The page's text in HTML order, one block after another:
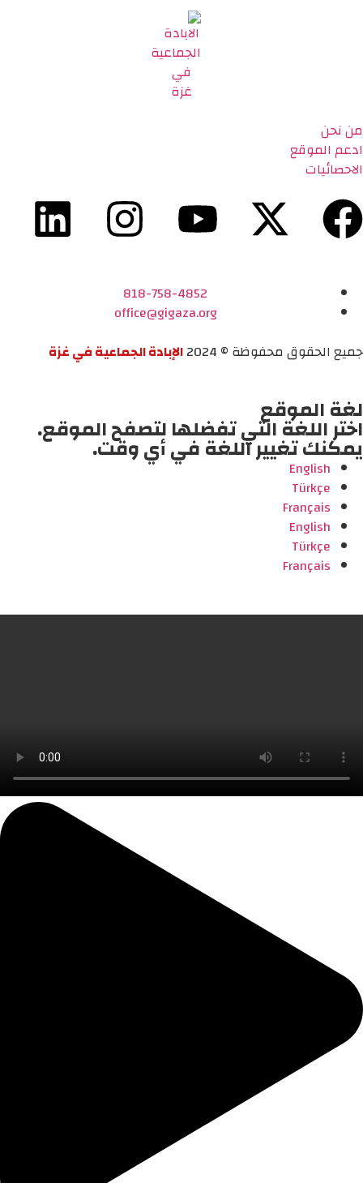
من نحن
ادعم الموقع
الاحصائيات
818-758-4852
office@gigaza.org
جميع الحقوق محفوظة © 2024
الإبادة الجماعية في غزة
لغة الموقع
اختر اللغة التي تفضلها لتصفح الموقع.
يمكنك تغيير اللغة في أي وقت.
English
Türkçe
Français
English
Türkçe
Français